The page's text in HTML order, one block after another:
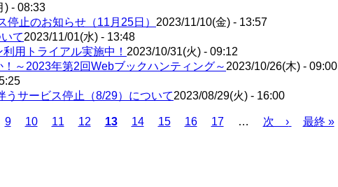
) - 08:33
止のお知らせ（11月25日） 2023/11/10(金) - 13:57
て2023/11/01(水) - 13:48
用トライアル実施中！ 2023/10/31(火) - 09:12
～2023年第2回Webブックハンティング～ 2023/10/26(木) - 09:00
サービス停止（8/29）について2023/08/29(火) - 16:00
Page
9 Page
10 Page
11 Page
12
Current
13 Page
14 Page
15 Page
16 Page
17 …
Next
次 ›
Last
最終 »